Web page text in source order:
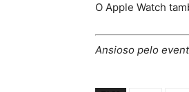
O Apple Watch
Ansioso pelo